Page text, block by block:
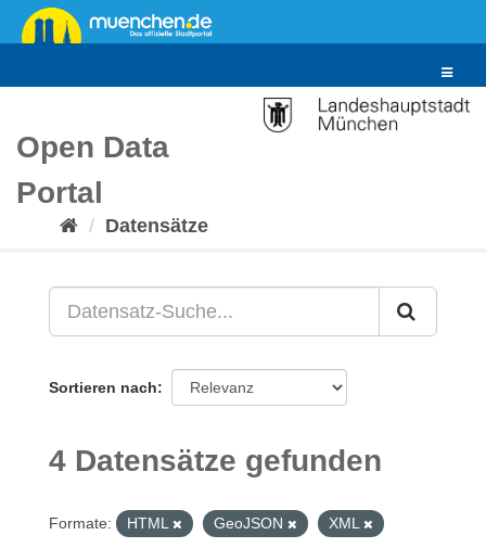
Überspringen
zum
Toggle
Open Data
Portal
Datensätze
Sortieren nach
4 Datensätze gefunden
Formate: HTML GeoJSON
XML